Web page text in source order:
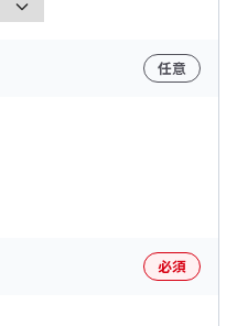
任意
必須